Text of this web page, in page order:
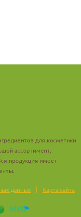
для косметики
ассортимент,
продукция имеет
данных | Карта сайта